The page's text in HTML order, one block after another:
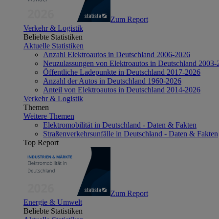
Zum Report
Verkehr & Logistik
Beliebte Statistiken
Aktuelle Statistiken
Anzahl Elektroautos in Deutschland 2006-2026
Neuzulassungen von Elektroautos in Deutschland 2003-
Öffentliche Ladepunkte in Deutschland 2017-2026
Anzahl der Autos in Deutschland 1960-2026
Anteil von Elektroautos in Deutschland 2014-2026
Verkehr & Logistik
Themen
Weitere Themen
Elektromobilität in Deutschland - Daten & Fakten
Straßenverkehrsunfälle in Deutschland - Daten & Fakten
Top Report
Zum Report
Energie & Umwelt
Beliebte Statistiken